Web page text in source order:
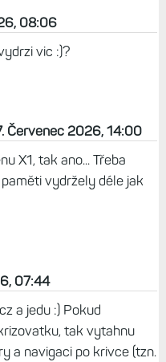
08:06
vic :)?
Červenec 2026, 14:00
X1, tak ano... Třeba
vydržely déle jak
07:44
a jedu :) Pokud
tak vytahnu
a navigaci po krivce (tzn.